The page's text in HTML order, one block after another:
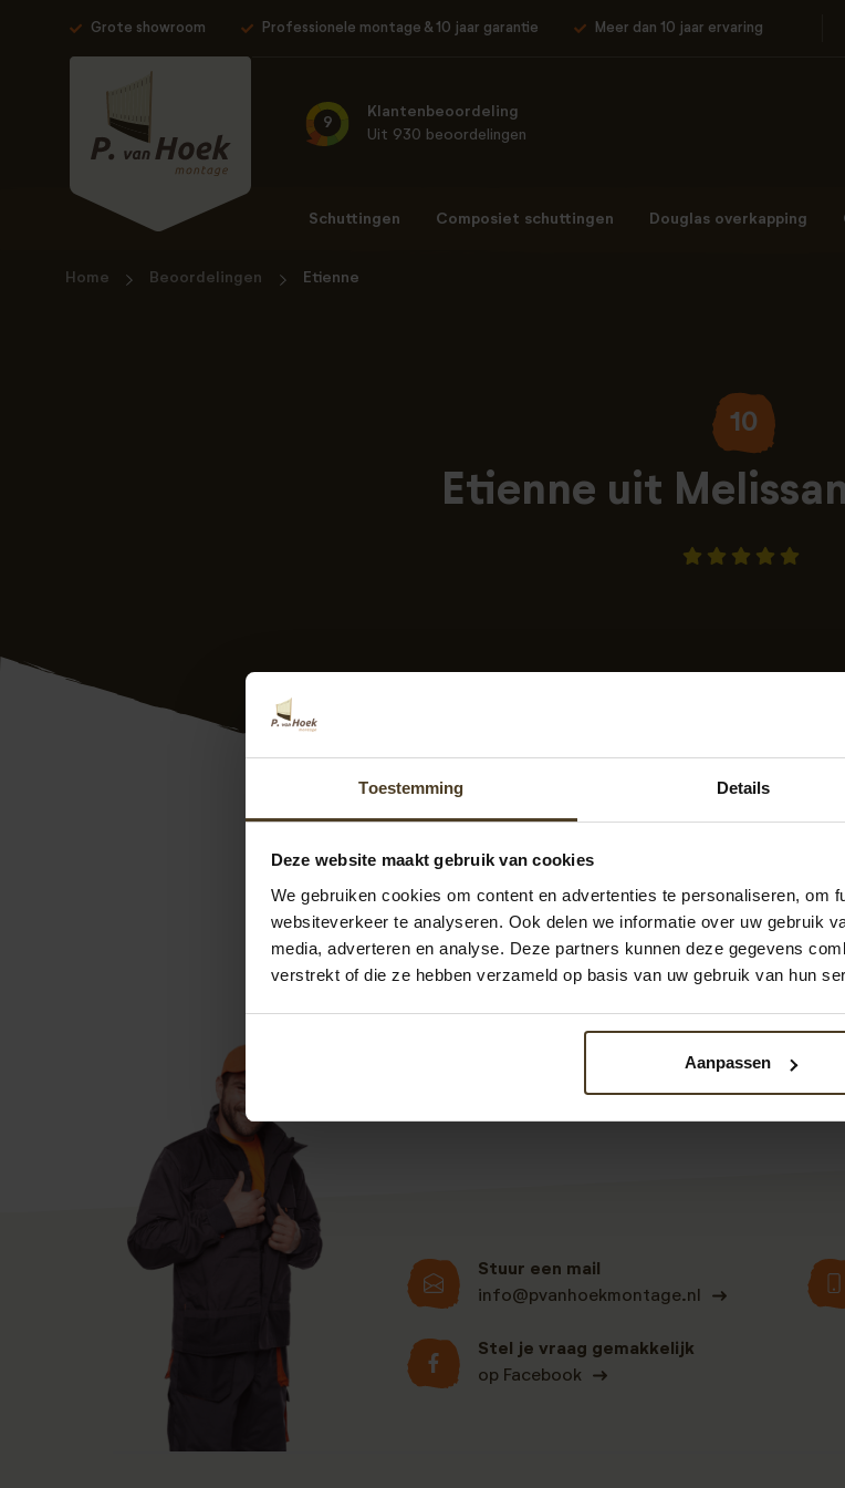
Toestemming Details
Deze website maakt gebruik van cookies
We gebruiken cookies om content en advertenties te personaliseren, om
websiteverkeer te analyseren. Ook delen we informatie over uw gebruik
media, adverteren en analyse. Deze partners kunnen deze gegevens
verstrekt of die ze hebben verzameld op basis van uw gebruik van hun
Aanpassen
Grote showroom Professionele montage & 10 jaar garantie Meer dan 10 jaar ervaring
9
Klantenbeoordeling
Uit 930 beoordelingen
Schuttingen Composiet schuttingen Douglas overkapping
Home Beoordelingen Etienne
10
Etienne uit
Etienne
Deze recentie is op23-02-2023 10:23
Komt afspraak na, net werk en kwaliteit top. Zeker een
Bekijk alle recensies
Stuur een mail
info@pvanhoekmontage.nl
Stel je vraag gemakkelijk
op Facebook